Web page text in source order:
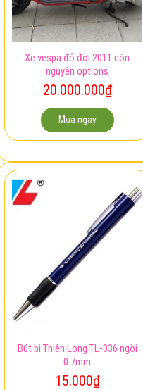
Xe vespa đỏ đời 2011 còn
nguyên options
20.000.000₫
Mua ngay
Bút bi Thiên Long TL-036 ngòi
0.7mm
15.000₫